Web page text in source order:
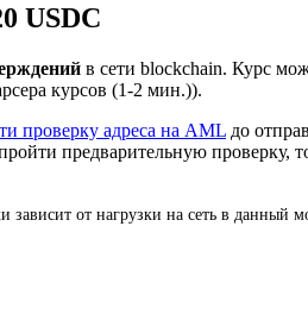
USDC
в сети blockchain. Курс
курсов (1-2 мин.)).
проверку адреса на AML до
предварительную
зависит от нагрузки на сеть в данный